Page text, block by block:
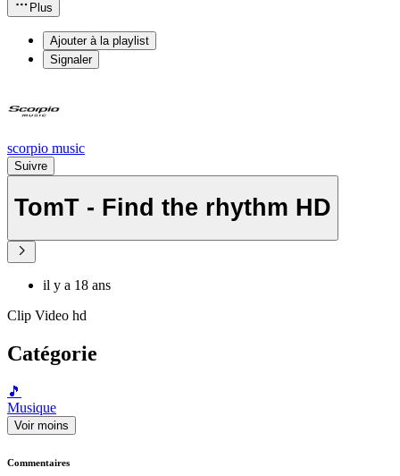
Plus
Ajouter à la playlist
Signaler
scorpio music
Suivre
TomT - Find the rhythm HD
il y a 18 ans
Clip Video hd
Catégorie
🎵
Musique
Voir moins
Commentaires